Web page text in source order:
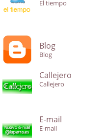
El tiempo
Blog
Blog
Callejero
Callejero
E-mail
E-mail